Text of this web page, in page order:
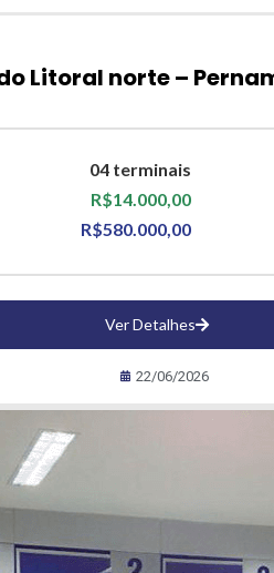
Litoral norte –
04 terminais
R$14.000,00
R$580.000,00
Ver Detalhes
22/06/2026